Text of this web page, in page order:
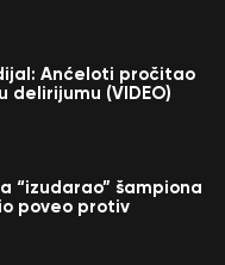
Anćeloti pročitao
delirijumu (VIDEO)
“izudarao” šampiona
poveo protiv